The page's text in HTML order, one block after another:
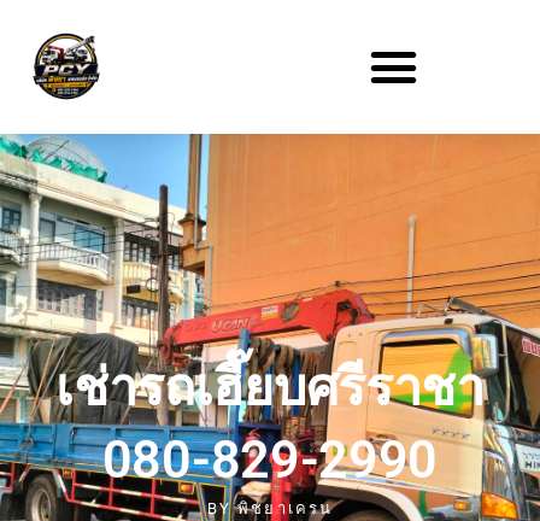
เช่ารถเฮี๊ยบศรีราชา
080-829-2990
BYพิชยาเครน